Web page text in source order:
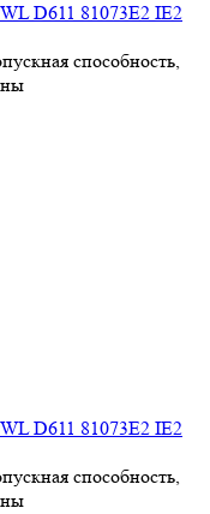
D611 81073E2 IE2
способность,
D611 81073E2 IE2
способность,